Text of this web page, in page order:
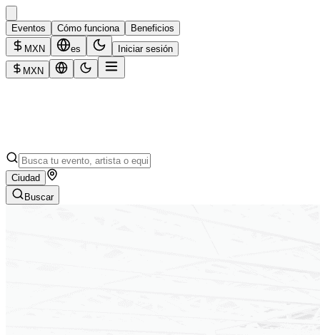
Eventos Cómo funciona
Beneficios
MXN
es Iniciar sesión
MXN
Ciudad
Buscar